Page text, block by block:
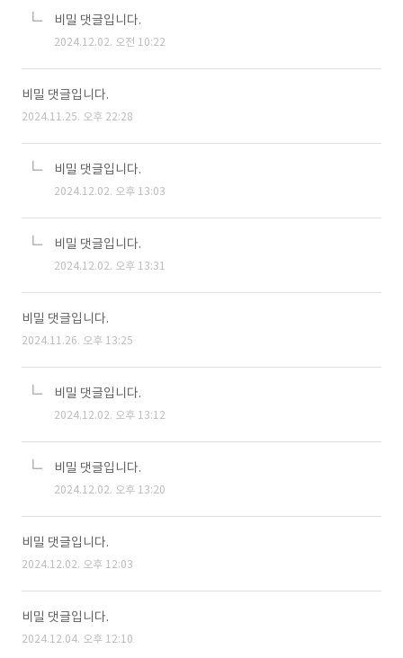
비밀 댓글입니다.
2024.12.02. 오전 10:22
비밀 댓글입니다.
2024.11.25. 오후 22:28
비밀 댓글입니다.
2024.12.02. 오후 13:03
비밀 댓글입니다.
2024.12.02. 오후 13:31
비밀 댓글입니다.
2024.11.26. 오후 13:25
비밀 댓글입니다.
2024.12.02. 오후 13:12
비밀 댓글입니다.
2024.12.02. 오후 13:20
비밀 댓글입니다.
2024.12.02. 오후 12:03
비밀 댓글입니다.
2024.12.04. 오후 12:10